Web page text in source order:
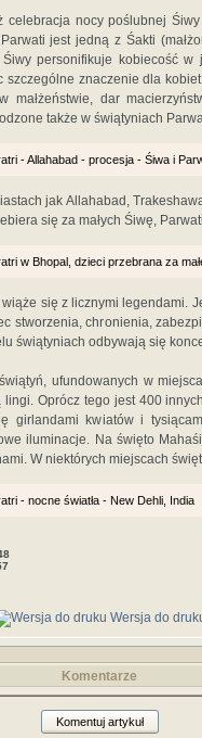
celebracja nocy poślubnej
jest jedną z Śakti
Śiwy personifikuje kobiecość
szczególne znaczenie dla
małżeństwie, dar
także w świątyniach
- Allahabad - procesja - Śiwa i
jak Allahabad,
się za małych Śiwę,
w Bhopal, dzieci przebrana za
się z licznymi legendami.
stworzenia, chronienia,
świątyniach odbywają się
ufundowanych w
Oprócz tego jest 400
girlandami kwiatów i
iluminacje. Na święto
W niektórych miejscach
- nocne światła - New Dehli, India
Wersja do
Komentarze
Komentuj artykuł